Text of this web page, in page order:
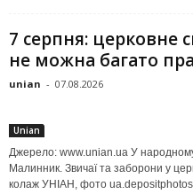
7 серпня: церковне
не можна багато
unian - 07.08.2026
Unian
Джерело: www.unian.ua У
Малинник. Звичаї та заборони у
колаж УНІАН, фото